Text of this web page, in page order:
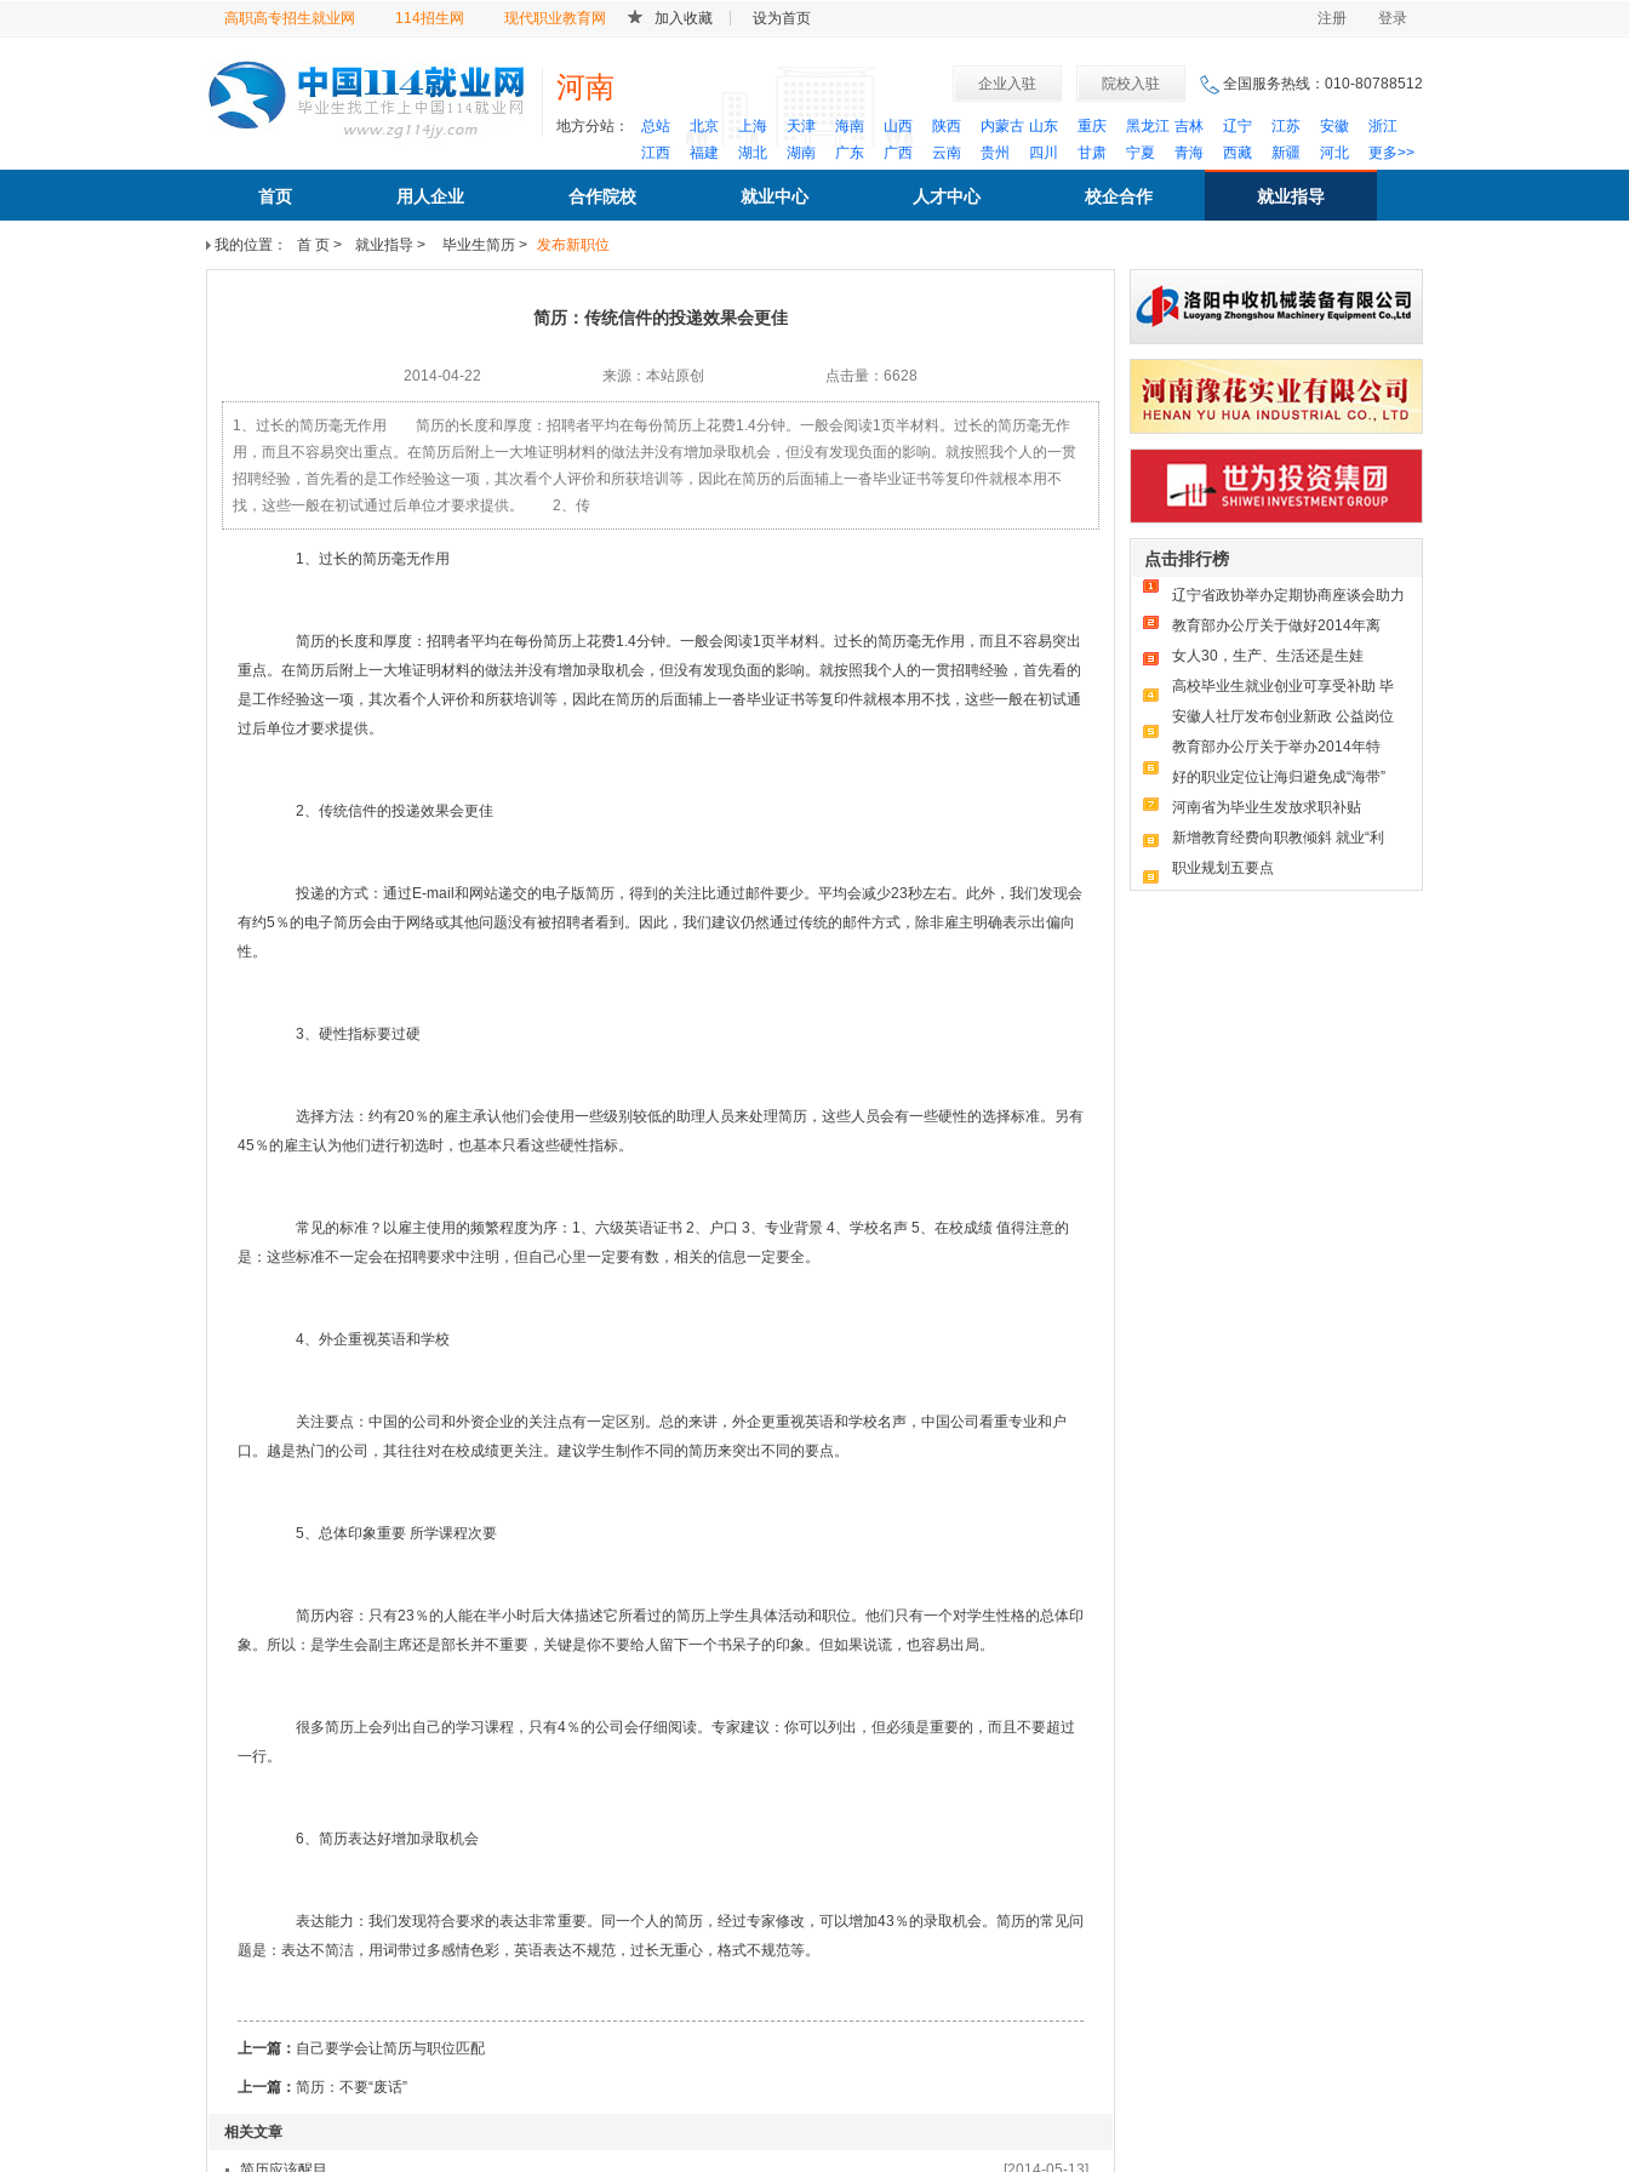
注册 登录
高职高专招生就业网 114招生网 现代职业教育网 加入收藏 设为首页
企业入驻 院校入驻 全国服务热线：010-80788512
河南
地方分站： 总站 北京 上海 天津 海南 山西 陕西 内蒙古 山东 重庆 黑龙江 吉林 辽宁 江苏 安徽
浙江
江西
福建 湖北 湖南 广东 广西 云南 贵州 四川 甘肃 宁夏 青海 西藏 新疆 河北 更多>>
首页 用人企业 合作院校 就业中心 人才中心 校企合作 就业指导
我的位置： 首 页 > 就业指导 > 毕业生简历 > 发布新职位
简历：传统信件的投递效果会更佳
2014-04-22 来源：本站原创 点击量：6628
1、过长的简历毫无作用 简历的长度和厚度：招聘者平均在每份简历上花费1.4分钟。一般会阅读1页半材料。过长的简历毫无作
用，而且不容易突出重点。在简历后附上一大堆证明材料的做法并没有增加录取机会，但没有发现负面的影响。就按照我个人的一贯
招聘经验，首先看的是工作经验这一项，其次看个人评价和所获培训等，因此在简历的后面辅上一沓毕业证书等复印件就根本用不
找，这些一般在初试通过后单位才要求提供。 2、传
1、过长的简历毫无作用
简历的长度和厚度：招聘者平均在每份简历上花费1.4分钟。一般会阅读1页半材料。过长的简历毫无作用，而且不容易突出
重点。在简历后附上一大堆证明材料的做法并没有增加录取机会，但没有发现负面的影响。就按照我个人的一贯招聘经验，首先看的
是工作经验这一项，其次看个人评价和所获培训等，因此在简历的后面辅上一沓毕业证书等复印件就根本用不找，这些一般在初试通
过后单位才要求提供。
2、传统信件的投递效果会更佳
投递的方式：通过E-mail和网站递交的电子版简历，得到的关注比通过邮件要少。平均会减少23秒左右。此外，我们发现会
有约5％的电子简历会由于网络或其他问题没有被招聘者看到。因此，我们建议仍然通过传统的邮件方式，除非雇主明确表示出偏向
性。
3、硬性指标要过硬
选择方法：约有20％的雇主承认他们会使用一些级别较低的助理人员来处理简历，这些人员会有一些硬性的选择标准。另有
45％的雇主认为他们进行初选时，也基本只看这些硬性指标。
常见的标准？以雇主使用的频繁程度为序：1、六级英语证书 2、户口 3、专业背景 4、学校名声 5、在校成绩 值得注意的
是：这些标准不一定会在招聘要求中注明，但自己心里一定要有数，相关的信息一定要全。
4、外企重视英语和学校
关注要点：中国的公司和外资企业的关注点有一定区别。总的来讲，外企更重视英语和学校名声，中国公司看重专业和户
口。越是热门的公司，其往往对在校成绩更关注。建议学生制作不同的简历来突出不同的要点。
5、总体印象重要 所学课程次要
简历内容：只有23％的人能在半小时后大体描述它所看过的简历上学生具体活动和职位。他们只有一个对学生性格的总体印
象。所以：是学生会副主席还是部长并不重要，关键是你不要给人留下一个书呆子的印象。但如果说谎，也容易出局。
很多简历上会列出自己的学习课程，只有4％的公司会仔细阅读。专家建议：你可以列出，但必须是重要的，而且不要超过
一行。
6、简历表达好增加录取机会
表达能力：我们发现符合要求的表达非常重要。同一个人的简历，经过专家修改，可以增加43％的录取机会。简历的常见问
题是：表达不简洁，用词带过多感情色彩，英语表达不规范，过长无重心，格式不规范等。
上一篇： 自己要学会让简历与职位匹配
上一篇： 简历：不要“废话”
相关文章
点击排行榜
辽宁省政协举办定期协商座谈会助力
教育部办公厅关于做好2014年离
女人30，生产、生活还是生娃
高校毕业生就业创业可享受补助 毕
安徽人社厅发布创业新政 公益岗位
教育部办公厅关于举办2014年特
好的职业定位让海归避免成“海带”
河南省为毕业生发放求职补贴
新增教育经费向职教倾斜 就业“利
职业规划五要点